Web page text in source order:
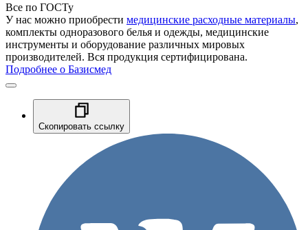
Все по ГОСТу
У нас можно приобрести медицинские расходные материалы,
комплекты одноразового белья и одежды, медицинские
инструменты и оборудование различных мировых
производителей. Вся продукция сертифицирована.
Подробнее о Базисмед
Скопировать ссылку